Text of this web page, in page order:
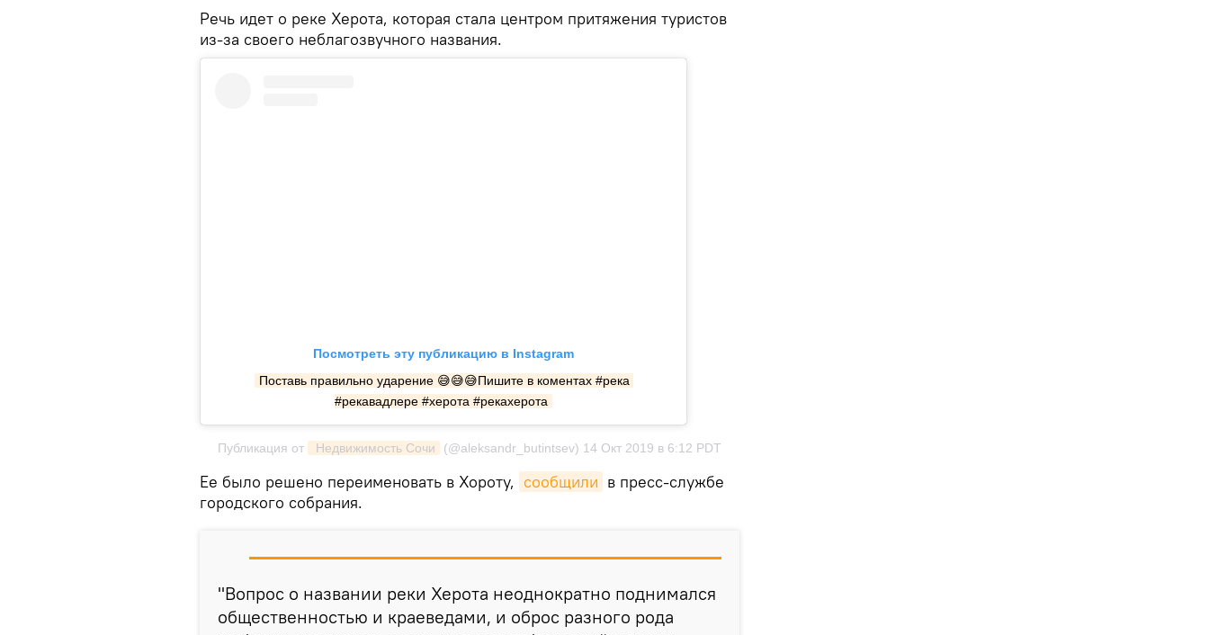
Речь идет о реке Херота, которая стала центром притяжения туристов
из-за своего неблагозвучного названия.
Посмотреть эту публикацию в Instagram
Поставь правильно ударение 😅😅😅Пишите в коментах #река
#рекавадлере #херота #рекахерота
Публикация от Недвижимость Сочи (@aleksandr_butintsev) 14 Окт 2019 в 6:12 PDT
Ее было решено переименовать в Хороту, сообщили в пресс-службе
городского собрания.
"Вопрос о названии реки Херота неоднократно поднимался
общественностью и краеведами, и оброс разного рода